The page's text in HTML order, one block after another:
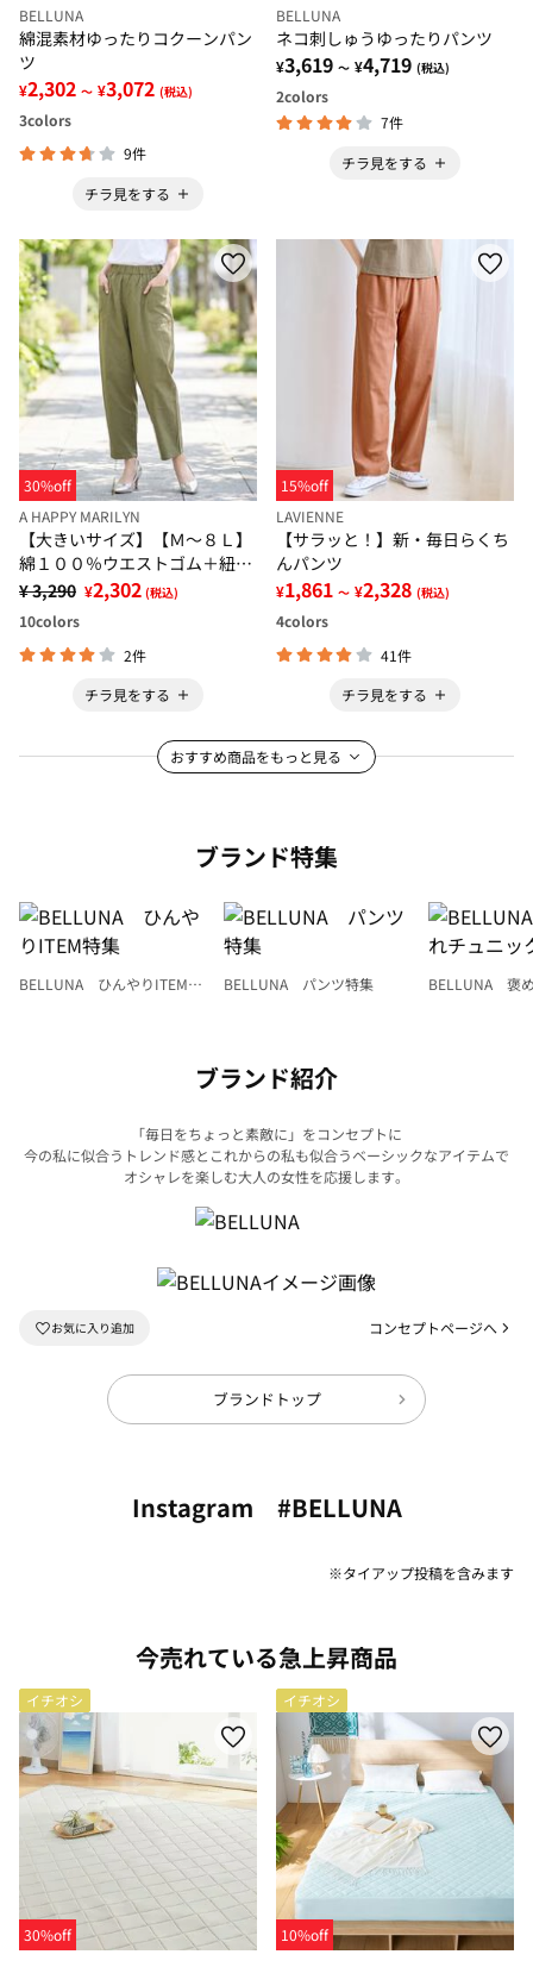
BELLUNA
綿混素材ゆったりコクーンパン
ツ
¥2,302 ～ ¥3,072 (税込)
3colors
9件
チラ見をする
BELLUNA
ネコ刺しゅうゆったりパンツ
¥3,619 ～ ¥4,719 (税込)
2colors
7件
チラ見をする
30%off
A HAPPY MARILYN
【大きいサイズ】【Ｍ～８Ｌ】
綿１００％ウエストゴム＋紐サ
ルエルパンツ
¥ 3,290 ¥2,302 (税込)
10colors
2件
チラ見をする
15%off
LAVIENNE
【サラッと！】新・毎日らくち
んパンツ
¥1,861 ～ ¥2,328 (税込)
4colors
41件
チラ見をする
おすすめ商品をもっと見る
ブランド特集
BELLUNA ひんやりITEM特
BELLUNA パンツ特集
BELLUNA 褒
ブランド紹介
「毎日をちょっと素敵に」をコンセプトに
今の私に似合うトレンド感とこれからの私も似合うベーシックなアイテムで
オシャレを楽しむ大人の女性を応援します。
コンセプトページへ
ブランドトップ
Instagram #BELLUNA
※タイアップ投稿を含みます
今売れている急上昇商品
イチオシ
30%off
イチオシ
10%off